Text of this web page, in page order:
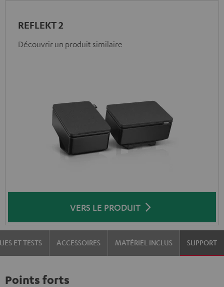
REFLEKT 2
Découvrir un produit similaire
VERS LE PRODUIT
ET TESTS ACCESSOIRES MATÉRIEL INCLUS SUPPORT
Points forts